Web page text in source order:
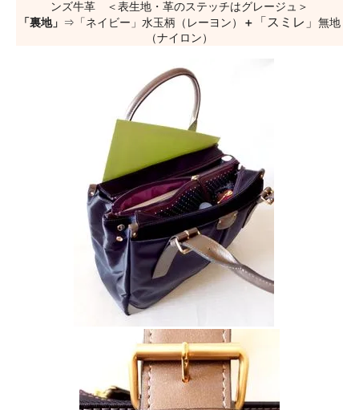
ンズ牛革 ＜表生地・革のステッチはグレージュ＞
「裏地」 ⇒「ネイビー」水玉柄（レーヨン） ＋ 「スミレ」 無地
（ナイロン）